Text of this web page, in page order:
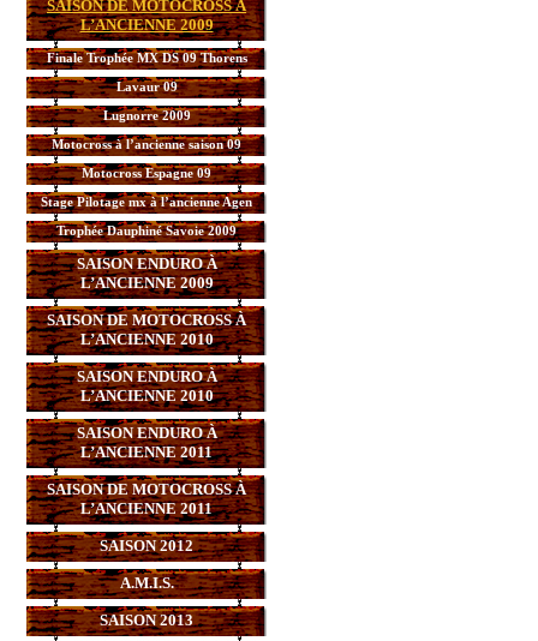
SAISON DE MOTOCROSS À
L’ANCIENNE 2009
Finale Trophée MX DS 09 Thorens
Lavaur 09
Lugnorre 2009
Motocross à l’ancienne saison 09
Motocross Espagne 09
Stage Pilotage mx à l’ancienne Agen
Trophée Dauphiné Savoie 2009
SAISON ENDURO À
L’ANCIENNE 2009
SAISON DE MOTOCROSS À
L’ANCIENNE 2010
SAISON ENDURO À
L’ANCIENNE 2010
SAISON ENDURO À
L’ANCIENNE 2011
SAISON DE MOTOCROSS À
L’ANCIENNE 2011
SAISON 2012
A.M.I.S.
SAISON 2013